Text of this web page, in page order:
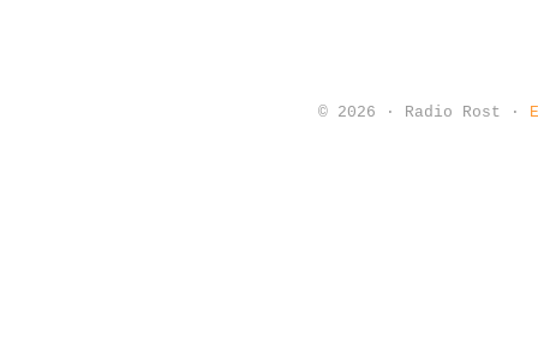
© 2026 · Radio Rost ·